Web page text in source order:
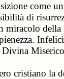
come
di
miracolo
cristiano la